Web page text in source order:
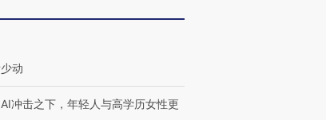
动
AI冲击之下，年轻人与高学历女性更